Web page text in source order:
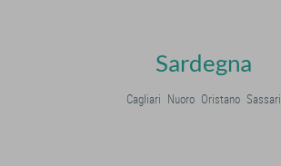
Sardegna
Cagliari Nuoro Oristano Sassari